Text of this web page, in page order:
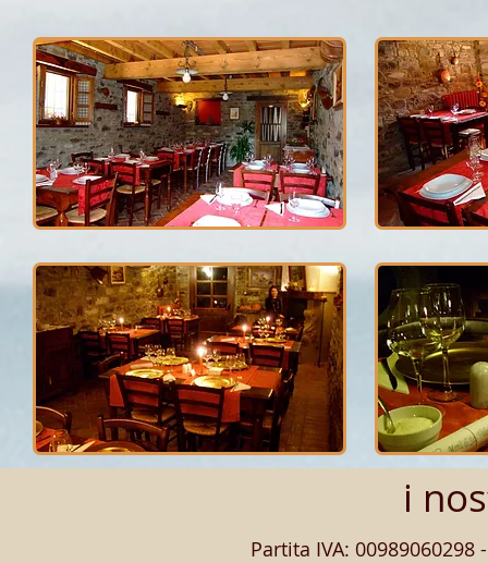
i
Partita IVA: 00989060298